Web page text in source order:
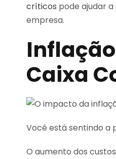
críticos pode ajudar
empresa.
Inflação
Caixa
Você está sentindo a
O aumento dos